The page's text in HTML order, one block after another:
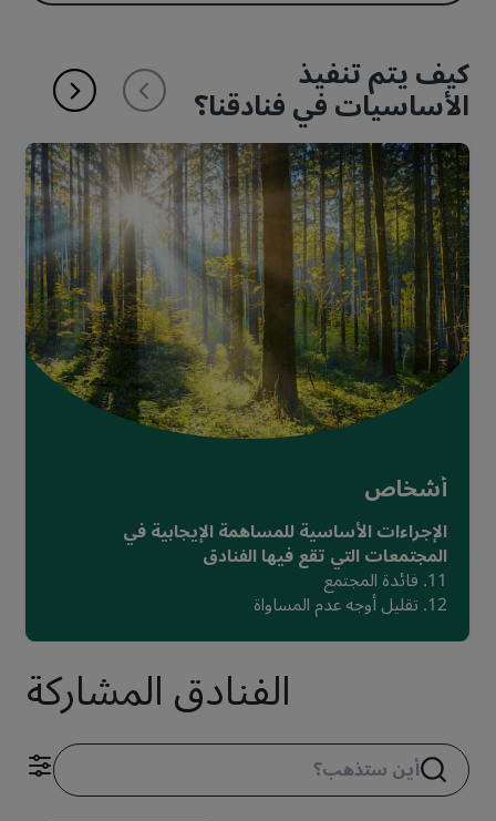
كيف يتم تنفيذ
الأساسيات في فنادقنا؟
أشخاص
الإجراءات الأساسية للمساهمة الإيجابية في
المجتمعات التي تقع فيها الفنادق
11. فائدة المجتمع
12. تقليل أوجه عدم المساواة
الفنادق المشاركة